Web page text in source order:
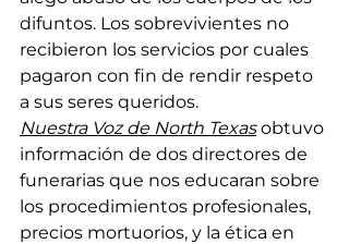
difuntos. Los sobrevivientes no
recibieron los servicios por cuales
pagaron con fin de rendir respeto
a sus seres queridos.
Nuestra Voz de North Texas obtuvo
información de dos directores de
funerarias que nos educaran sobre
los procedimientos profesionales,
precios mortuorios, y la ética en